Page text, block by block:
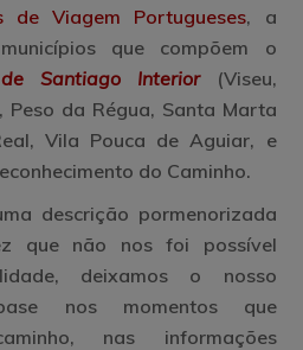
de Viagem Portugueses, a
que compõem o
Santiago Interior
(Viseu,
Peso da Régua, Santa Marta
Vila Pouca de Aguiar, e
do Caminho.
descrição pormenorizada
que não nos foi possível
deixamos o nosso
nos momentos que
nas informações